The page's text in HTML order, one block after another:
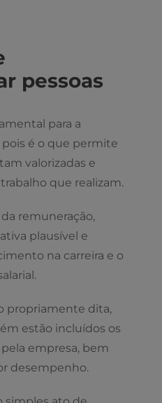
pessoas
para a
pois é o que permite
valorizadas e
que realizam.
remuneração,
plausível e
na carreira e o
propriamente dita,
estão incluídos os
empresa, bem
desempenho.